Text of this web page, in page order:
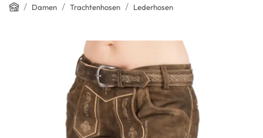
Home
/ Damen / Trachtenhosen / Lederhosen
Bildergalerie überspringen